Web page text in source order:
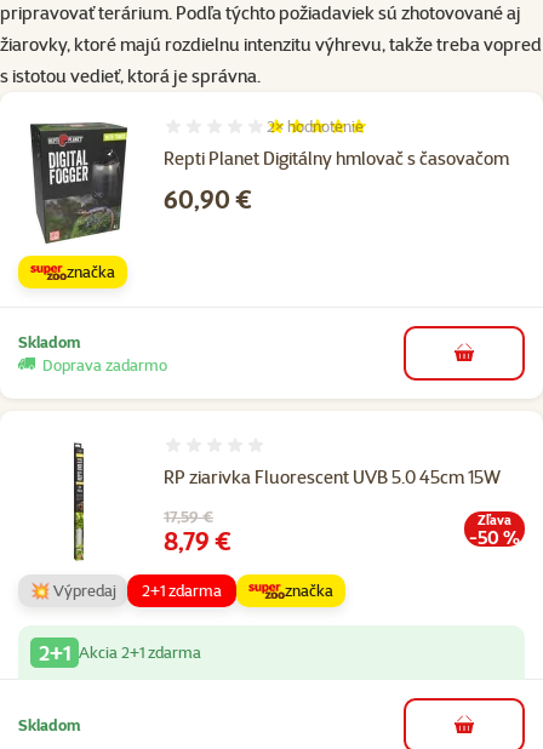
pripravovať terárium. Podľa týchto požiadaviek sú zhotovované aj
žiarovky, ktoré majú rozdielnu intenzitu výhrevu, takže treba vopred
s istotou vedieť, ktorá je správna.
Repti Planet Digitálny hmlovač s časovačom
Hodnotenie 100%, počet hodnotení: 2
2× hodnotenie
Cena
60,90 €
značka
Skladom
Doprava zadarmo
do košíka
RP ziarivka Fluorescent UVB 5.0 45cm 15W
Pôvodná cena
17,59 €
Cena
8,79 €
Zľava
-50 %
💥 Výpredaj 2+1 zdarma značka
2+1 Akcia 2+1 zdarma
Skladom do košíka